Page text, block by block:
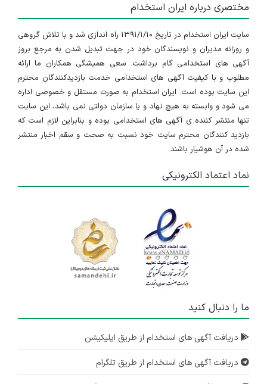
مختصری درباره ایران استخدام
سایت ایران استخدام در تاریخ ۱۳۹۱/۱/۱۰ راه اندازی شد و با تلاش گروهی
و روزانه مدیران و نویسندگان خود در جهت تبدیل شدن به مرجع بروز
آگهی های استخدامی گام برداشت. سعی همیشگی همکاران ما ارائه
مطلوب و با کیفیت آگهی های استخدامی خدمت بازدیدکنندگان محترم
این سایت بوده است. ایران استخدام به صورت مستقل و خصوصی اداره
می شود و وابسته به هیچ نهاد و یا سازمان دولتی نمی باشد، این سایت
تنها منتشر کننده ی آگهی های استخدامی بوده و بنابراین لازم است که
بازدید کنندگان محترم سایت خود نسبت به صحت و سقم اخبار منتشر
شده در آن هوشیار باشند.
نماد اعتماد الکترونیکی
ما را دنبال کنید
دریافت آگهی های استخدام از طریق اپلیکیشن
دریافت آگهی های استخدام از طریق تلگرام